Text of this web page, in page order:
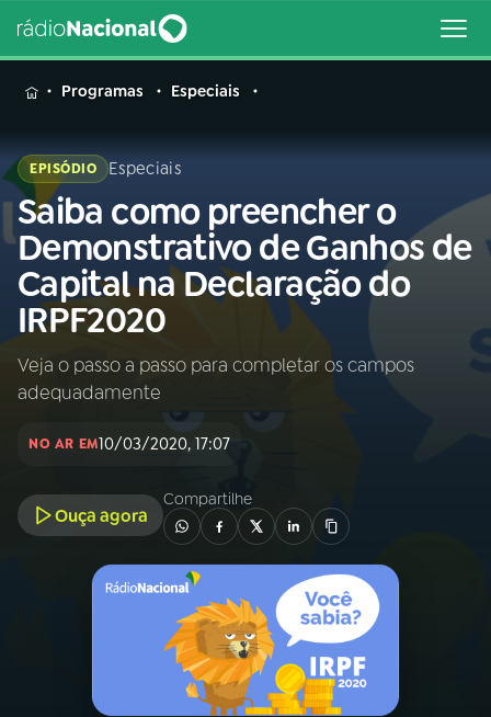
MENU
Buscar
na
Rádio
Nacional
Buscar
01INÍCIO
PROGRAMAÇÃO
PROGRAMAS
Programas Especiais
EPISÓDIO Especiais
Saiba como preencher o
Demonstrativo de Ganhos de
Capital na Declaração do
IRPF2020
Veja o passo a passo para completar os campos
adequadamente
NO AR EM10/03/2020, 17:07
Ouça agora
Compartilhe